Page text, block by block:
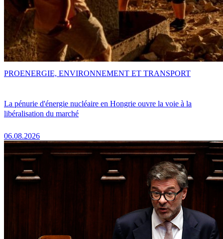
La pénurie d'énergie nucléaire en Hongrie ouvre la voie à la
libéralisation du marché
06.08.2026
PROENERGIE, ENVIRONNEMENT ET TRANSPORT